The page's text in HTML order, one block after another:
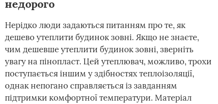
недорого
Нерідко люди задаються питанням про те, як
дешево утеплити будинок зовні. Якщо не знаєте,
чим дешевше утеплити будинок зовні, зверніть
увагу на пінопласт. Цей утеплювач, можливо, трохи
поступається іншим у здібностях теплоізоляції,
однак непогано справляється із завданням
підтримки комфортної температури. Матеріал